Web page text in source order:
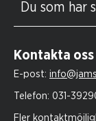
Du som har
Kontakta oss
E-post:
Telefon: 031-
Fler